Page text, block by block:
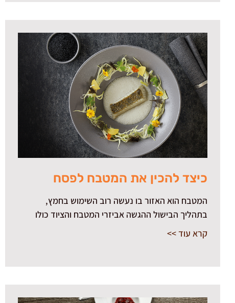
כיצד להכין את המטבח לפסח
המטבח הוא האזור בו נעשה רוב השימוש בחמץ,
בתהליך הבישול ההגשה אביזרי המטבח והציוד כולו
קרא עוד >>